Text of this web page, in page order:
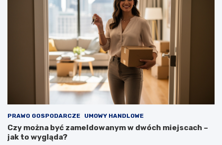
PRAWO GOSPODARCZE UMOWY HANDLOWE
Czy można być zameldowanym w dwóch miejscach –
jak to wygląda?